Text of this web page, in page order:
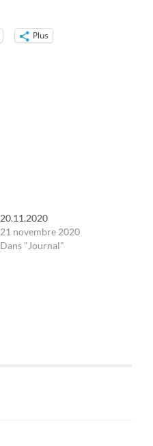
Plus
20.11.2020
21 novembre 2020
Dans "Journal"